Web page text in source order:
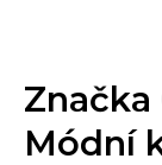
Módní